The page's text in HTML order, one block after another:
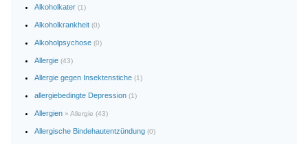
Alkoholkater (1)
Alkoholkrankheit (0)
Alkoholpsychose (0)
Allergie (43)
Allergie gegen Insektenstiche (1)
allergiebedingte Depression (1)
Allergien » Allergie (43)
Allergische Bindehautentzündung (0)